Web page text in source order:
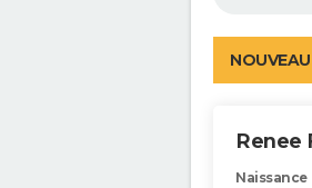
NOUVEAU
Renee
Naissance